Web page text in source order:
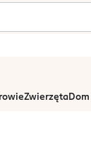
Zwierzęta